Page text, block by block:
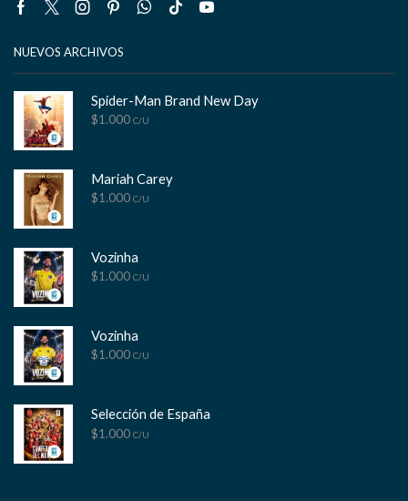
Facebook
TwitterInstagram
PinterestWhatsapp
Tik- Youtube
NUEVOS ARCHIVOS
Spider-Man Brand New Day
$1.000 C/U
Mariah Carey
$1.000 C/U
Vozinha
$1.000 C/U
Vozinha
$1.000 C/U
Selección de España
$1.000 C/U